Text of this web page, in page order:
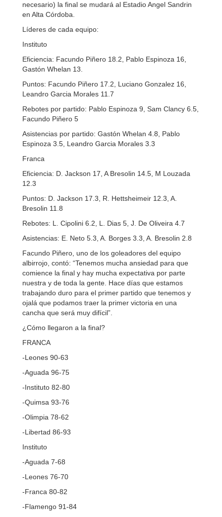
necesario) la final se mudará al Estadio Angel Sandrin
en Alta Córdoba.
Líderes de cada equipo:
Instituto
Eficiencia: Facundo Piñero 18.2, Pablo Espinoza 16,
Gastón Whelan 13.
Puntos: Facundo Piñero 17.2, Luciano Gonzalez 16,
Leandro Garcia Morales 11.7
Rebotes por partido: Pablo Espinoza 9, Sam Clancy 6.5,
Facundo Piñero 5
Asistencias por partido: Gastón Whelan 4.8, Pablo
Espinoza 3.5, Leandro Garcia Morales 3.3
Franca
Eficiencia: D. Jackson 17, A Bresolin 14.5, M Louzada
12.3
Puntos: D. Jackson 17.3, R. Hettsheimeir 12.3, A.
Bresolin 11.8
Rebotes: L. Cipolini 6.2, L. Dias 5, J. De Oliveira 4.7
Asistencias: E. Neto 5.3, A. Borges 3.3, A. Bresolin 2.8
Facundo Piñero, uno de los goleadores del equipo
albirrojo, contó: “Tenemos mucha ansiedad para que
comience la final y hay mucha expectativa por parte
nuestra y de toda la gente. Hace días que estamos
trabajando duro para el primer partido que tenemos y
ojalá que podamos traer la primer victoria en una
cancha que será muy difícil”.
¿Cómo llegaron a la final?
FRANCA
-Leones 90-63
-Aguada 96-75
-Instituto 82-80
-Quimsa 93-76
-Olimpia 78-62
-Libertad 86-93
Instituto
-Aguada 7-68
-Leones 76-70
-Franca 80-82
-Flamengo 91-84